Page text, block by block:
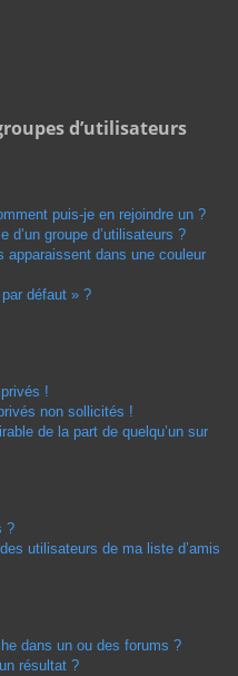
d’utilisateurs
puis-je en rejoindre un ?
d’un groupe d’utilisateurs ?
apparaissent dans une couleur
par défaut » ?
!
non sollicités !
de la part de quelqu’un sur
?
utilisateurs de ma liste d’amis
dans un ou des forums ?
résultat ?